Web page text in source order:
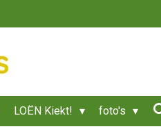
LOËN Kiekt! foto's